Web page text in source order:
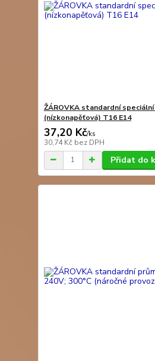
ŽÁROVKA standardní speciální
(nízkonapěťová) T16 E14
37,20 Kč/ks
30,74 Kč bez DPH
Přidat do